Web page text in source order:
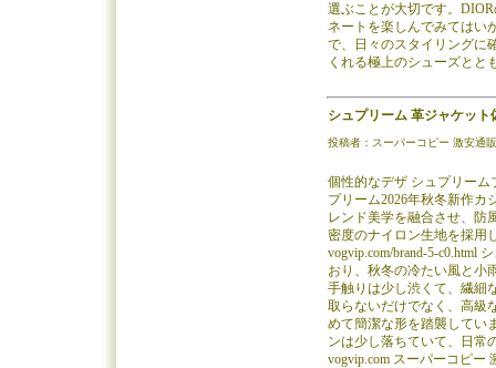
選ぶことが大切です。
ネートを楽しんでみてはい
で、日々のスタイリングに
くれる極上のシューズとと
シュプリーム 革ジャケッ
投稿者：スーパーコピー 激安通
個性的なデザ シュプリーム
プリーム2026年秋冬新作
レンド美学を融合させ、防
密度のナイロン生地を採用
vogvip.com/brand-5-c0.html
おり、秋冬の冷たい風と小
手触りは少し渋くて、繊細
取らないだけでなく、高級
めて簡潔な形を踏襲してい
ンは少し落ちていて、日常
vogvip.com スーパーコピー